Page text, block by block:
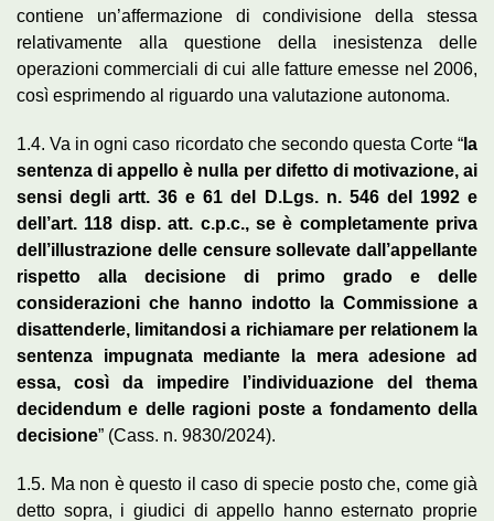
contiene un’affermazione di condivisione della stessa
relativamente alla questione della inesistenza delle
operazioni commerciali di cui alle fatture emesse nel 2006,
così esprimendo al riguardo una valutazione autonoma.
1.4. Va in ogni caso ricordato che secondo questa Corte “ la
sentenza di appello è nulla per difetto di motivazione, ai
sensi degli artt. 36 e 61 del D.Lgs. n. 546 del 1992 e
dell’art. 118 disp. att. c.p.c., se è completamente priva
dell’illustrazione delle censure sollevate dall’appellante
rispetto alla decisione di primo grado e delle
considerazioni che hanno indotto la Commissione a
disattenderle, limitandosi a richiamare per relationem la
sentenza impugnata mediante la mera adesione ad
essa, così da impedire l’individuazione del thema
decidendum e delle ragioni poste a fondamento della
decisione” (Cass. n. 9830/2024).
1.5. Ma non è questo il caso di specie posto che, come già
detto sopra, i giudici di appello hanno esternato proprie